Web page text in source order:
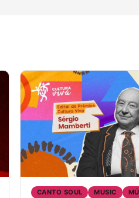
CANTO SOUL MUSIC